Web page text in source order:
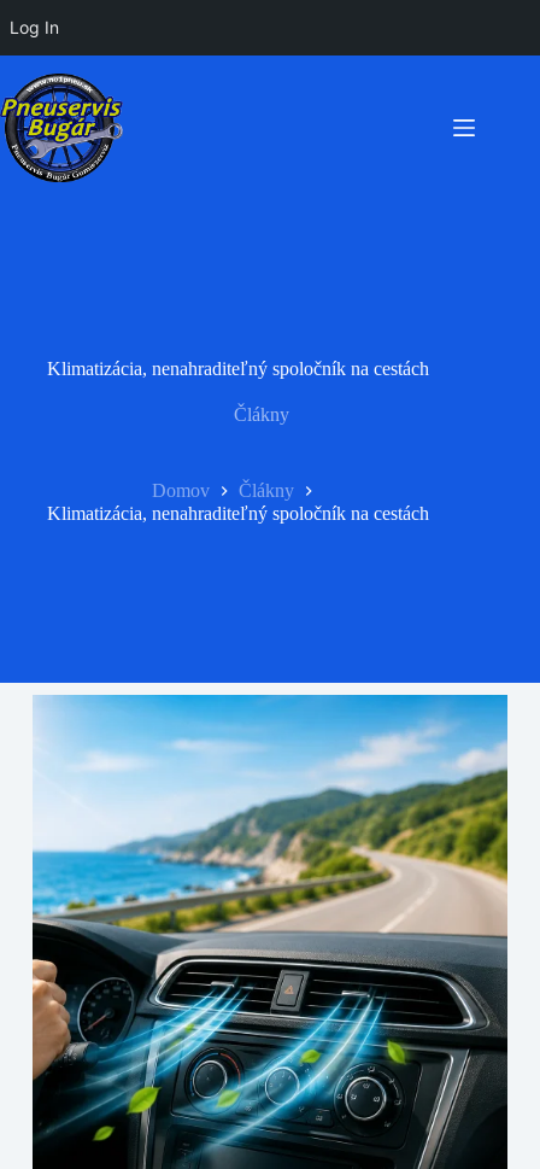
Log In
obsah
Klimatizácia, nenahraditeľný spoločník na cestách
Člákny
Domov
Člákny
Klimatizácia, nenahraditeľný spoločník na cestách